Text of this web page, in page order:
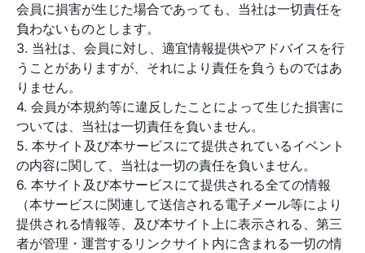
会員に損害が生じた場合であっても、当社は一切責任を
負わないものとします。
3. 当社は、会員に対し、適宜情報提供やアドバイスを行
うことがありますが、それにより責任を負うものではあ
りません。
4. 会員が本規約等に違反したことによって生じた損害に
ついては、当社は一切責任を負いません。
5. 本サイト及び本サービスにて提供されているイベント
の内容に関して、当社は一切の責任を負いません。
6. 本サイト及び本サービスにて提供される全ての情報
（本サービスに関連して送信される電子メール等により
提供される情報等、及び本サイト上に表示される、第三
者が管理・運営するリンクサイト内に含まれる一切の情